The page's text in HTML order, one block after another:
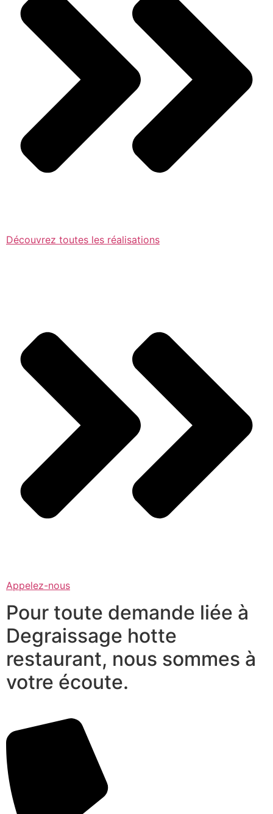
Découvrez toutes les réalisations
Appelez-nous
Pour toute demande liée à
Degraissage hotte
restaurant, nous sommes à
votre écoute.